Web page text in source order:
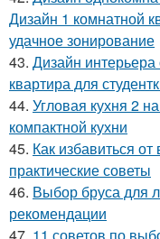
Дизайн 1 комнатной
удачное зонирование
43. Дизайн
квартира для
44. Угловая кухня 2
компактной кухни
45. Как избавиться
практические советы
46. Выбор бруса для
рекомендации